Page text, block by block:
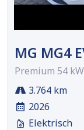
MG MG4
Premium 54
3.764 km
2026
Elektrisch